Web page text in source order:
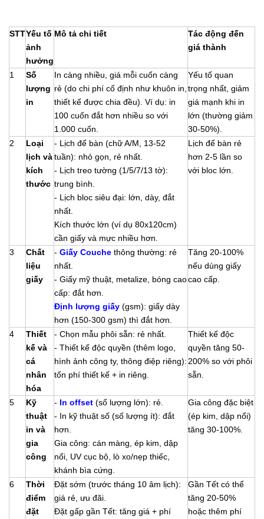
STTYếu tố
ảnh
hưởng
Mô tả chi tiết
Tác động đến
giá thành
1
Số
lượng
in
In càng nhiều, giá mỗi cuốn càng
rẻ (do chi phí cố định như khuôn in,
thiết kế được chia đều). Ví dụ: in
100 cuốn đắt hơn nhiều so với
1.000 cuốn.
Yếu tố quan
trọng nhất, giảm
giá mạnh khi in
lớn (thường giảm
30-50%).
2
Loại
lịch và
kích
thước
- Lịch để bàn (chữ A/M, 13-52
tuần): nhỏ gọn, rẻ nhất.
- Lịch treo tường (1/5/7/13 tờ):
trung bình.
- Lịch bloc siêu đại: lớn, dày, đắt
nhất.
Kích thước lớn (ví dụ 80x120cm)
cần giấy và mực nhiều hơn.
Lịch để bàn rẻ
hơn 2-5 lần so
với bloc lớn.
3
Chất
liệu
giấy
- Giấy Couche thông thường: rẻ
nhất.
- Giấy mỹ thuật, metalize, bóng cao
cấp: đắt hơn.
Định lượng giấy (gsm): giấy dày
hơn (150-300 gsm) thì đắt hơn.
Tăng 20-100%
nếu dùng giấy
cao cấp.
4
Thiết
kế và
cá
nhân
hóa
- Chọn mẫu phôi sẵn: rẻ nhất.
- Thiết kế độc quyền (thêm logo,
hình ảnh công ty, thông điệp riêng):
tốn phí thiết kế + in riêng.
Thiết kế độc
quyền tăng 50-
200% so với phôi
sẵn.
5
Kỹ
thuật
in và
gia
công
- In offset (số lượng lớn): rẻ.
- In kỹ thuật số (số lượng ít): đắt
hơn.
Gia công: cán màng, ép kim, dập
nổi, UV cục bộ, lò xo/nẹp thiếc,
khánh bìa cứng.
Gia công đặc biệt
(ép kim, dập nổi)
tăng 30-100%.
6
Thời
điểm
đặt
Đặt sớm (trước tháng 10 âm lịch):
giá rẻ, ưu đãi.
Đặt gấp gần Tết: tăng giá + phí
Gần Tết có thể
tăng 20-50%
hoặc thêm phí